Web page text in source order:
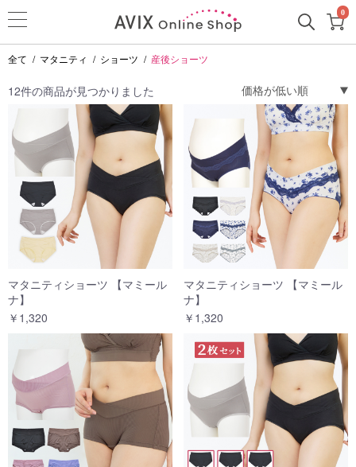
0
全て / マタニティ / ショーツ / 産後ショーツ
12件の商品が見つかりました
マタニティショーツ 【マミール
ナ】
￥1,320
マタニティショーツ 【マミール
ナ】
￥1,320